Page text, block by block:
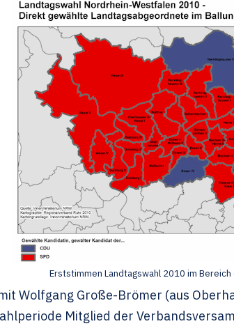
Erststimmen Landtagswahl 2010 im Bereich
Wolfgang Große-Brömer (aus
Mitglied der